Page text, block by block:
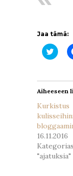
Jaa tämä:
Jaa
Aiheeseen
Kurkistus
kulisseihin:
16.11.2016
"ajatuksia"